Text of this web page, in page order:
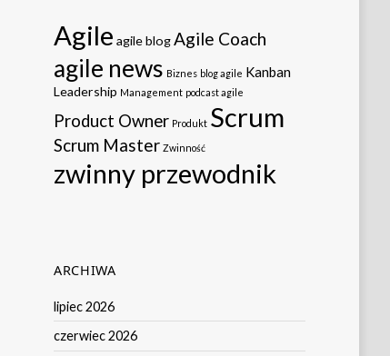
Agile agile blogAgile Coach
agile news Biznes blog agile Kanban
Leadership Management podcast agile
Product Owner Produkt Scrum
Scrum Master Zwinność
zwinny przewodnik
ARCHIWA
lipiec 2026
czerwiec 2026